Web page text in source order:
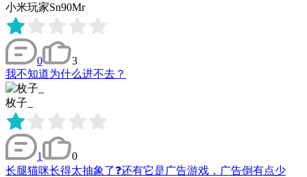
小米玩家Sn90Mr
0
3
我不知道为什么进不去？
枚子_
1
0
长腿猫咪长得太抽象了❓还有它是广告游戏，广告倒有点少